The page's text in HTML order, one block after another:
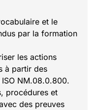
et le
par la formation
les actions
à partir des
NM.08.0.800.
procédures et
des preuves